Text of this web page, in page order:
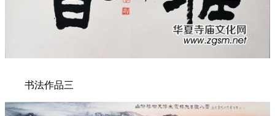
书法作品三